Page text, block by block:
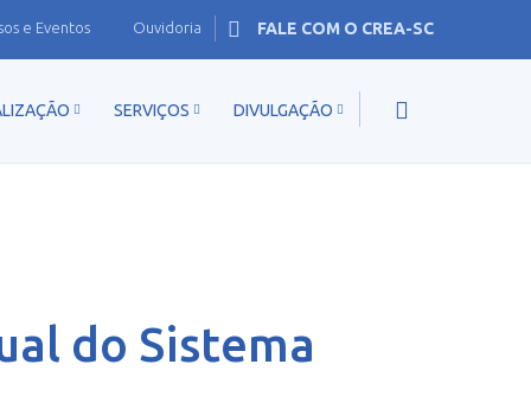
e Eventos Ouvidoria FALE COM O CREA-SC
SERVIÇOS DIVULGAÇÃO
do Sistema